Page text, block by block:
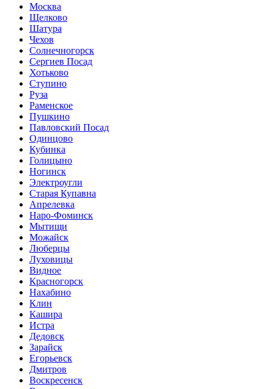
Москва
Щелково
Шатура
Чехов
Солнечногорск
Сергиев Посад
Хотьково
Ступино
Руза
Раменское
Пушкино
Павловский Посад
Одинцово
Кубинка
Голицыно
Ногинск
Электроугли
Старая Купавна
Апрелевка
Наро-Фоминск
Мытищи
Можайск
Люберцы
Луховицы
Видное
Красногорск
Нахабино
Клин
Кашира
Истра
Дедовск
Зарайск
Егорьевск
Дмитров
Воскресенск